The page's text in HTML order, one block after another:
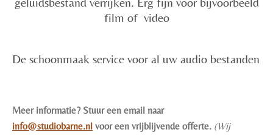
film of video
De schoonmaak service voor al uw audio bestanden
Meer informatie? Stuur een email naar
info@studiobarne.nl voor een vrijblijvende offerte. (Wij